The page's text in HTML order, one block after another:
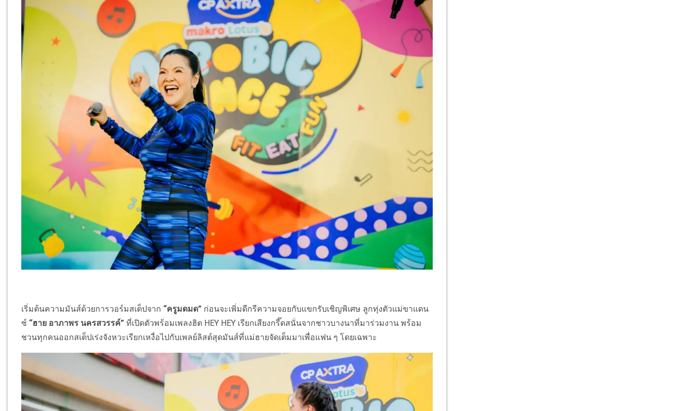
เริ่มต้นความมันส์ด้วยการวอร์มสเต็ปจาก “ครูมดมด” ก่อนจะเพิ่มดีกรีความจอยกับแขกรับเชิญพิเศษ ลูกทุ่งตัวแม่ขาแดน
ซ์ “ฮาย อาภาพร นครสวรรค์” ที่เปิดตัวพร้อมเพลงฮิต HEY HEY เรียกเสียงกรี๊ดสนั่นจากชาวบางนาที่มาร่วมงาน พร้อม
ชวนทุกคนออกสเต็ปเร่งจังหวะเรียกเหงื่อไปกับเพลย์ลิสต์สุดมันส์ที่แม่ฮายจัดเต็มมาเพื่อแฟน ๆ โดยเฉพาะ